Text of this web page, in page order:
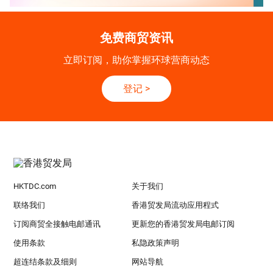
免费商贸资讯
立即订阅，助你掌握环球营商动态
登记 >
HKTDC.com 关于我们
联络我们 香港贸发局流动应用程式
订阅商贸全接触电邮通讯 更新您的香港贸发局电邮订阅
使用条款 私隐政策声明
超连结条款及细则 网站导航